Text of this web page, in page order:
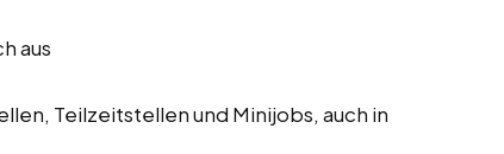
aus
Teilzeitstellen und Minijobs, auch in